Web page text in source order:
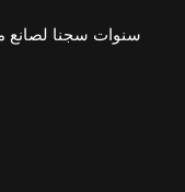
5 سنوات سجنا